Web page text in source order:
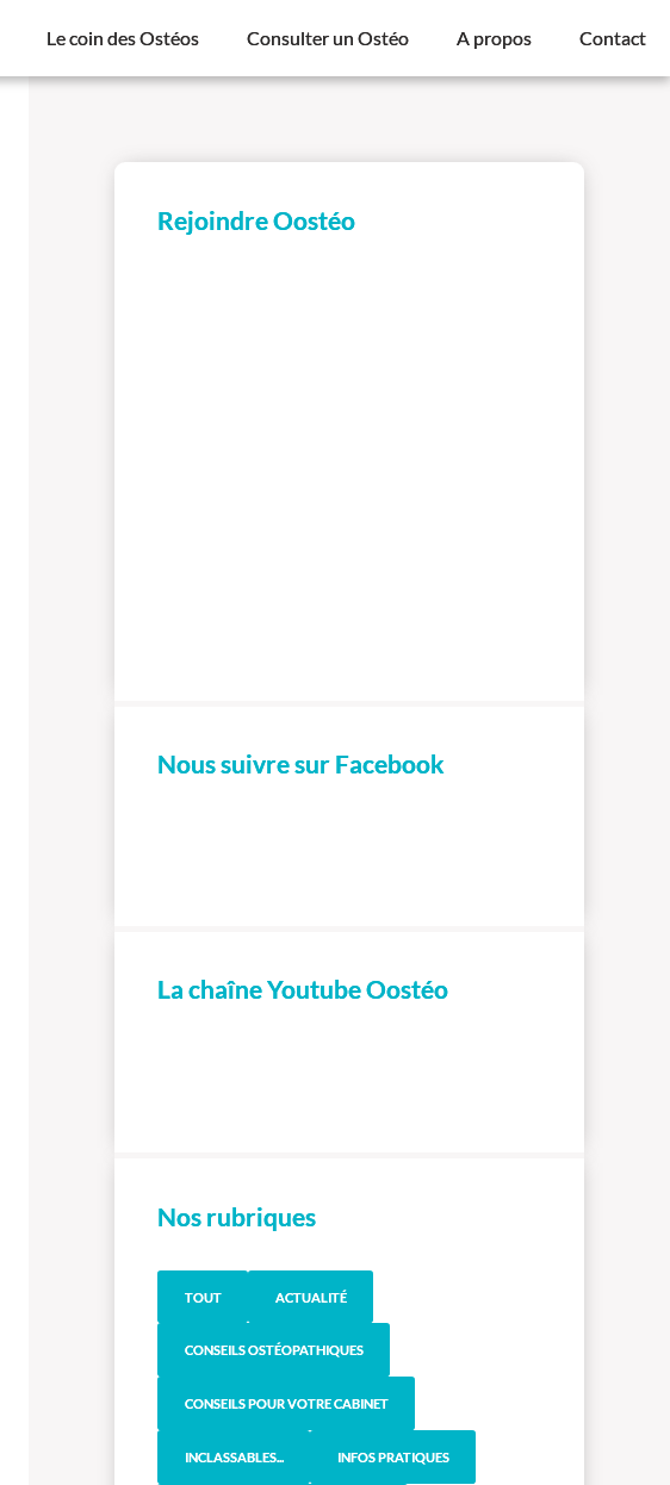
Le coin des Ostéos Consulter un Ostéo A propos Contact
Rejoindre Oostéo
Nous suivre sur Facebook
La chaîne Youtube Oostéo
Nos rubriques
TOUT ACTUALITÉ
CONSEILS OSTÉOPATHIQUES
CONSEILS POUR VOTRE CABINET
INCLASSABLES... INFOS PRATIQUES